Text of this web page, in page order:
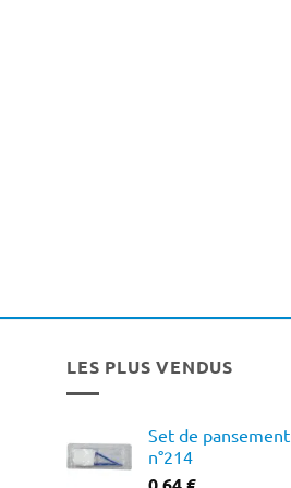
LES PLUS VENDUS
Set de pansement
n°214